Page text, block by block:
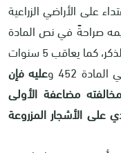
على الأراضي الزراعية
صراحةً في نص المادة
447 من قانون العقوبات الإسرائيلي آنف الذكر، كما يعاقب 5 سنوات
452 و
عليه فإن
مضاعفة الأولى
على الأشجار المزروعة